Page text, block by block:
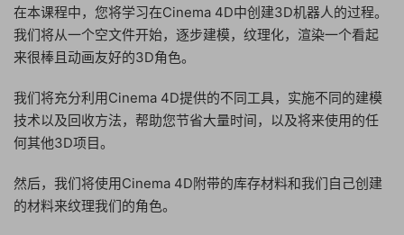
在本课程中，您将学习在Cinema 4D中创建3D机器人的过程。
我们将从一个空文件开始，逐步建模，纹理化，渲染一个看起
来很棒且动画友好的3D角色。
我们将充分利用Cinema 4D提供的不同工具，实施不同的建模
技术以及回收方法，帮助您节省大量时间，以及将来使用的任
何其他3D项目。
然后，我们将使用Cinema 4D附带的库存材料和我们自己创建
的材料来纹理我们的角色。